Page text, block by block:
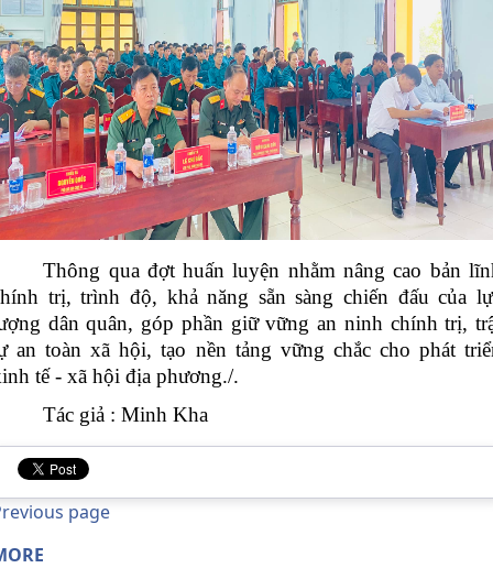
Thông qua đợt huấn luyện nhằm nâng cao bản
trị, trình độ, khả năng sẵn sàng chiến đấu của
dân quân, góp phần giữ vững an ninh chính trị,
an toàn xã hội, tạo nền tảng vững chắc cho phát
tế - xã hội địa phương./.
Tác giả : Minh Kha
page